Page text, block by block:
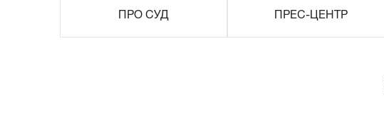
ПРО СУД ПРЕС-ЦЕНТР